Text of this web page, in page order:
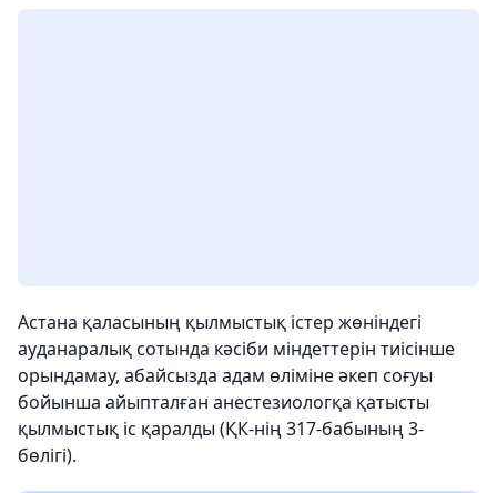
Астана қаласының қылмыстық істер жөніндегі
ауданаралық сотында кәсіби міндеттерін тиісінше
орындамау, абайсызда адам өліміне әкеп соғуы
бойынша айыпталған анестезиологқа қатысты
қылмыстық іс қаралды (ҚК-нің 317-бабының 3-
бөлігі).